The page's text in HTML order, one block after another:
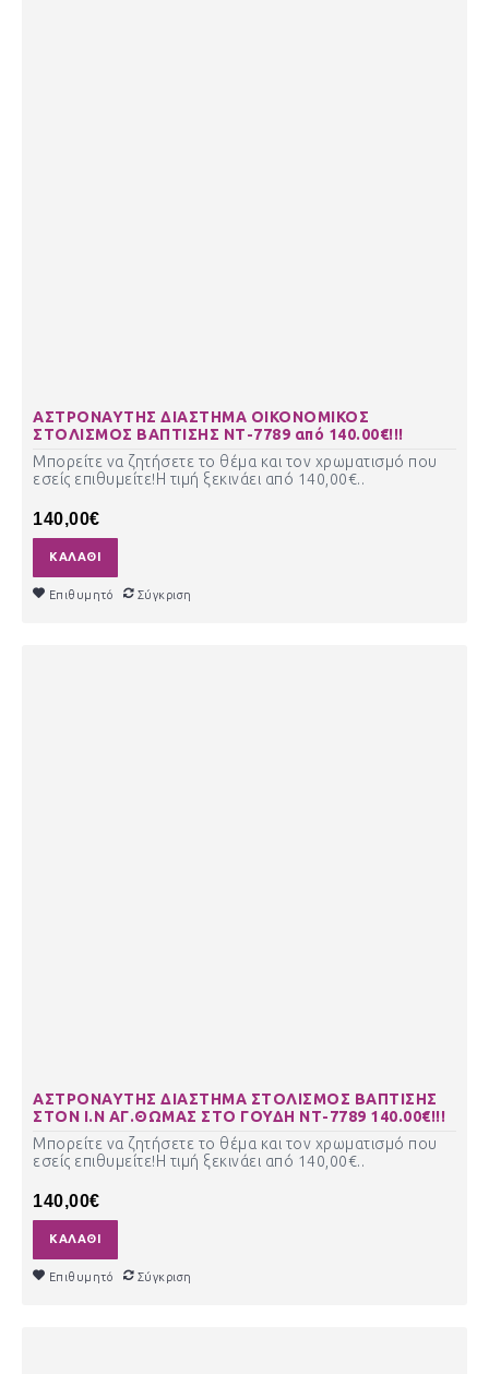
ΑΣΤΡΟΝΑΥΤΗΣ ΔΙΑΣΤΗΜΑ ΟΙΚΟΝΟΜΙΚΟΣ
ΣΤΟΛΙΣΜΟΣ ΒΑΠΤΙΣΗΣ ΝΤ-7789 από 140.00€!!!
Μπορείτε να ζητήσετε το θέμα και τον χρωματισμό που
εσείς επιθυμείτε!Η τιμή ξεκινάει από 140,00€..
140,00€
ΚΑΛΆΘΙ
Επιθυμητό Σύγκριση
ΑΣΤΡΟΝΑΥΤΗΣ ΔΙΑΣΤΗΜΑ ΣΤΟΛΙΣΜΟΣ ΒΑΠΤΙΣΗΣ
ΣΤΟΝ Ι.Ν ΑΓ.ΘΩΜΑΣ ΣΤΟ ΓΟΥΔΗ ΝΤ-7789 140.00€!!!
Μπορείτε να ζητήσετε το θέμα και τον χρωματισμό που
εσείς επιθυμείτε!Η τιμή ξεκινάει από 140,00€..
140,00€
ΚΑΛΆΘΙ
Επιθυμητό Σύγκριση